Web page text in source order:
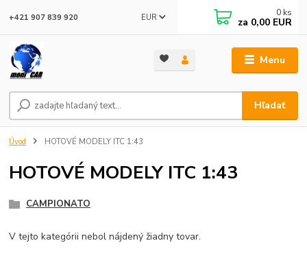
Menu
EUR
Hľadať
+421 907 839 920 0 ks
za 0,00 EUR
Úvod HOTOVÉ MODELY ITC 1:43
HOTOVÉ MODELY ITC 1:43
CAMPIONATO
V tejto kategórii nebol nájdený žiadny tovar.